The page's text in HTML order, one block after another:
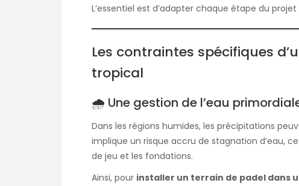
L’essentiel est d’adapter chaque étape du
Les contraintes spécifiques
tropical
🌧 Une gestion de l’eau
Dans les régions humides, les précipitations
implique un risque accru de stagnation d’eau,
de jeu et les fondations.
Ainsi, pour installer un terrain de padel dans